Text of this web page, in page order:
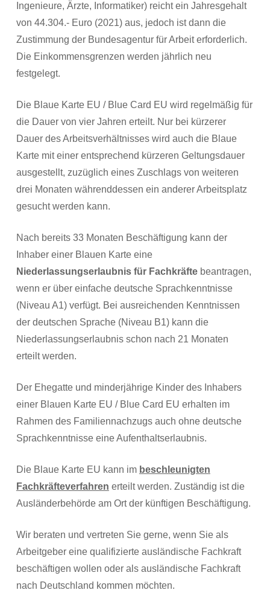
Ingenieure, Ärzte, Informatiker) reicht ein Jahresgehalt
von 44.304.- Euro (2021) aus, jedoch ist dann die
Zustimmung der Bundesagentur für Arbeit erforderlich.
Die Einkommensgrenzen werden jährlich neu
festgelegt.
Die Blaue Karte EU / Blue Card EU wird regelmäßig für
die Dauer von vier Jahren erteilt. Nur bei kürzerer
Dauer des Arbeitsverhältnisses wird auch die Blaue
Karte mit einer entsprechend kürzeren Geltungsdauer
ausgestellt, zuzüglich eines Zuschlags von weiteren
drei Monaten währenddessen ein anderer Arbeitsplatz
gesucht werden kann.
Nach bereits 33 Monaten Beschäftigung kann der
Inhaber einer Blauen Karte eine
Niederlassungserlaubnis für Fachkräftebeantragen,
wenn er über einfache deutsche Sprachkenntnisse
(Niveau A1) verfügt. Bei ausreichenden Kenntnissen
der deutschen Sprache (Niveau B1) kann die
Niederlassungserlaubnis schon nach 21 Monaten
erteilt werden.
Der Ehegatte und minderjährige Kinder des Inhabers
einer Blauen Karte EU / Blue Card EU erhalten im
Rahmen des Familiennachzugs auch ohne deutsche
Sprachkenntnisse eine Aufenthaltserlaubnis.
Die Blaue Karte EU kann im beschleunigten
Fachkräfteverfahren erteilt werden. Zuständig ist die
Ausländerbehörde am Ort der künftigen Beschäftigung.
Wir beraten und vertreten Sie gerne, wenn Sie als
Arbeitgeber eine qualifizierte ausländische Fachkraft
beschäftigen wollen oder als ausländische Fachkraft
nach Deutschland kommen möchten.